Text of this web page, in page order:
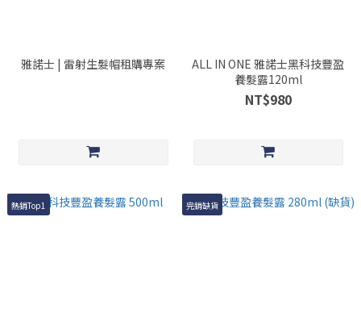
雅諾士 | 雷射生髮帽租購專案
ALL IN ONE 雅諾士黑科技豐盈
養髮露120ml
NT$980
熱銷Top1 完銷缺貨